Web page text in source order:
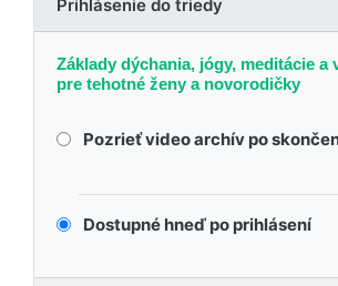
Prihlásenie do triedy
Základy dýchania, jógy, meditácie a
pre tehotné ženy a novorodičky
Pozrieť video archív po
Dostupné hneď po prihlásení